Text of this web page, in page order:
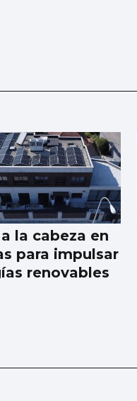
la cabeza en
para impulsar
renovables